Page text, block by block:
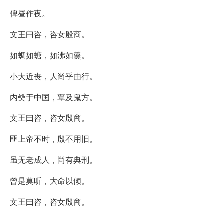
俾昼作夜。
文王曰咨，咨女殷商。
如蜩如螗，如沸如羹。
小大近丧，人尚乎由行。
内奰于中国，覃及鬼方。
文王曰咨，咨女殷商。
匪上帝不时，殷不用旧。
虽无老成人，尚有典刑。
曾是莫听，大命以倾。
文王曰咨，咨女殷商。